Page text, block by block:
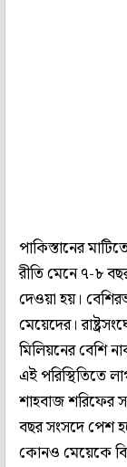
পাকিস্তানের
রীতি মেনে ৭-৮
দেওয়া হয়।
মেয়েদের।
মিলিয়নের বেশি
এই পরিস্থিতিতে
শাহবাজ শরিফের
বছর সংসদে পেশ
কোনও মেয়েকে